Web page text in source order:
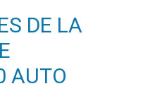
DE LA
AUTO